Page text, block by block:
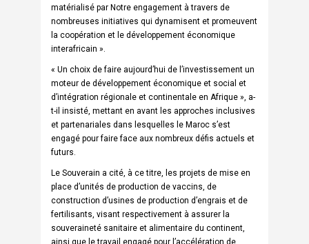
matérialisé par Notre engagement à travers de
nombreuses initiatives qui dynamisent et promeuvent
la coopération et le développement économique
interafricain ».
« Un choix de faire aujourd’hui de l’investissement un
moteur de développement économique et social et
d’intégration régionale et continentale en Afrique », a-
t-il insisté, mettant en avant les approches inclusives
et partenariales dans lesquelles le Maroc s’est
engagé pour faire face aux nombreux défis actuels et
futurs.
Le Souverain a cité, à ce titre, les projets de mise en
place d’unités de production de vaccins, de
construction d’usines de production d’engrais et de
fertilisants, visant respectivement à assurer la
souveraineté sanitaire et alimentaire du continent,
ainsi que le travail engagé pour l’accélération de